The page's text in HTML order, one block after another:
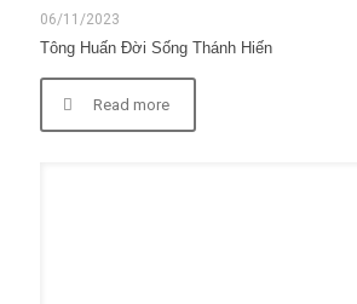
06/11/2023
Tông Huấn Đời Sống Thánh Hiến
Read more